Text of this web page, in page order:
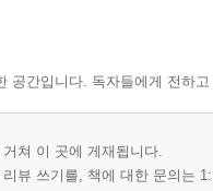
공간입니다. 독자들에게 전하
쳐 이 곳에 게재됩니다.
뷰 쓰기를, 책에 대한 문의는